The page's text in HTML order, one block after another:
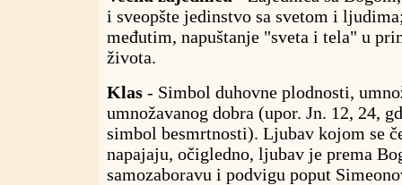
i sveopšte jedinstvo sa svetom i
međutim, napuštanje "sveta i tela" u
života.
Klas - Simbol duhovne plodnosti,
umnožavanog dobra (upor. Jn. 12, 24,
simbol besmrtnosti). Ljubav kojom se
napajaju, očigledno, ljubav je prema
samozaboravu i podvigu poput